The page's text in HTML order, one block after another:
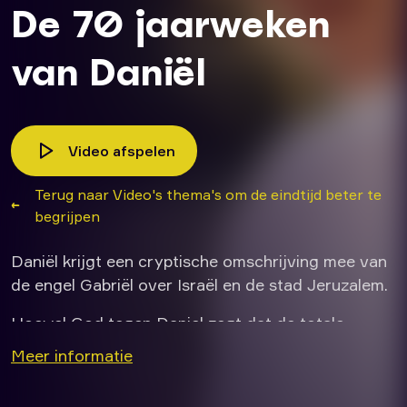
De 70 jaarweken
van Daniël
Video afspelen
Terug naar Video's thema's om de eindtijd beter te
begrijpen
Daniël krijgt een cryptische omschrijving mee van
de engel Gabriël over Israël en de stad Jeruzalem.
Hoewel God tegen Daniel zegt dat de totale
periode in totaal 70 jaarweken van 7 jaar zal duren,
wordt vervolgens een periode van 62 jaarweken en
Meer informatie